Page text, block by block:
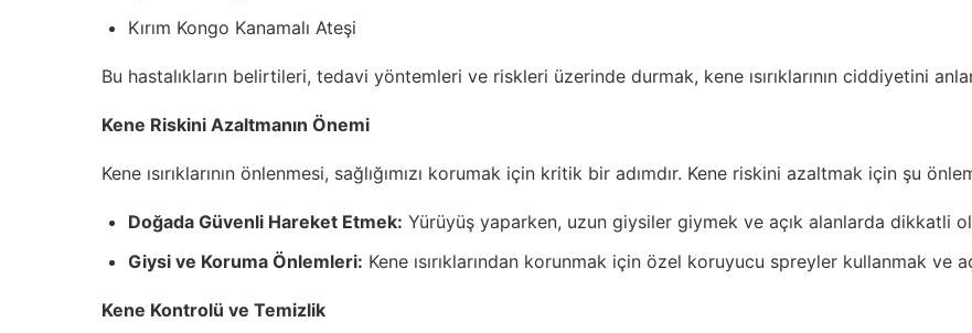
Kırım Kongo Kanamalı Ateşi
Bu hastalıkların belirtileri, tedavi yöntemleri ve riskleri üzerinde durmak, kene ısırıklarının ciddiyetini
Kene Riskini Azaltmanın Önemi
Kene ısırıklarının önlenmesi, sağlığımızı korumak için kritik bir adımdır. Kene riskini azaltmak için şu
Doğada Güvenli Hareket Etmek: Yürüyüş yaparken, uzun giysiler giymek ve açık alanlarda dikkatli
Giysi ve Koruma Önlemleri: Kene ısırıklarından korunmak için özel koruyucu spreyler kullanmak ve
Kene Kontrolü ve Temizlik